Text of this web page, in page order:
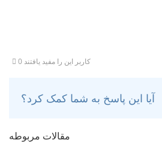
0 کاربر این را مفید یافتند
آیا این پاسخ به شما کمک کرد؟
مقالات مربوطه